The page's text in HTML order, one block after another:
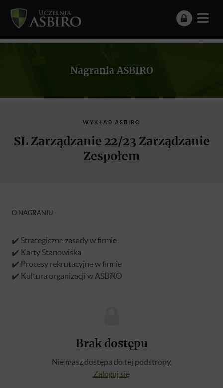
Nagrania ASBIRO
WYKŁAD ASBIRO
SL Zarządzanie 22/23 Zarządzanie
Zespołem
O NAGRANIU
✔️ Strategiczne zasady w firmie
✔️ Karty Stanowiska
✔️ Procesy rekrutacyjne w firmie
✔️ Kultura organizacji w ASBiRO
Brak dostępu
Nie masz dostępu do tej podstrony.
Zaloguj się